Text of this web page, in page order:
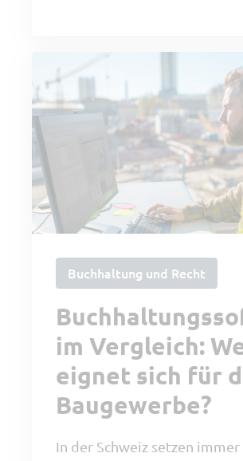
Buchhaltung und Recht
im Vergleich:
eignet sich für
Baugewerbe?
In der Schweiz setzen